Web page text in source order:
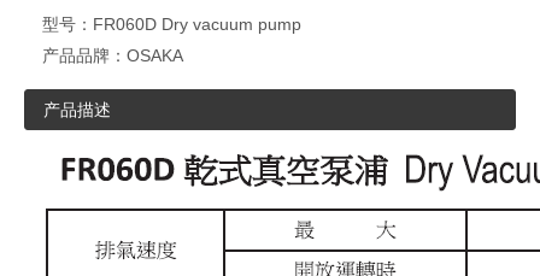
型号： FR060D Dry vacuum pump
产品品牌： OSAKA
产品描述